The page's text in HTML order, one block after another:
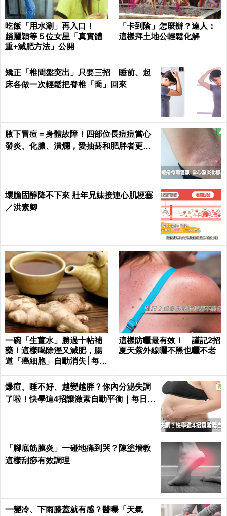
吃飯「用水涮」再入口！
趙麗穎等５位女星「真實體
重+減肥方法」公開
「卡到陰」怎麼辦？達人：
這樣拜土地公輕鬆化解
矯正「椎間盤突出」只要三招 睡前、起
床各做一次輕鬆把脊椎「喬」回來
腋下冒痘＝身體故障！四部位長痘痘當心
發炎、化膿、潰爛，愛抽菸和肥胖者更要
壞膽固醇降不下來 壯年兄妹接連心肌梗塞
／洪素卿
一碗「生薑水」勝過十帖補
藥！這樣喝除溼又減肥，腸
道「癌細胞」自動消失│每日
這樣防曬最有效！ 謹記2招
夏天紫外線曬不黑也曬不老
爆痘、睡不好、越變越胖？你內分泌失調
了啦！快學這4招讓激素自動平衡｜每日健
「腳底筋膜炎」一碰地痛到哭？陳塗墻教
這樣刮痧有效調理
一變冷、下雨膝蓋就有感？醫曝「天氣